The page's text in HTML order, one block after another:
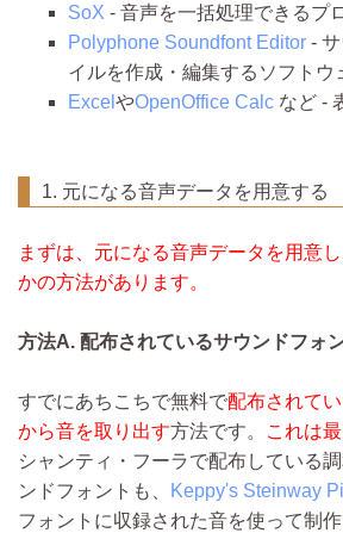
SoX - 音声を一括処理できるプ
Polyphone Soundfont Editor -
イルを作成・編集するソフトウ
Excel やOpenOffice Calc など -
1. 元になる音声データを用意する
まずは、元になる音声データを用意し
かの方法があります。
方法A. 配布されているサウンドフォ
すでにあちこちで無料で配布されて
から音を取り出す方法です。 これは
シャンティ・フーラで配布している
ンドフォントも、
Keppy's Steinway
フォントに収録された音を使って制作